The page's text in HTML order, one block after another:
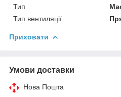
Тип
Тип вентиляції
Приховати
Умови доставки
Нова Пошта